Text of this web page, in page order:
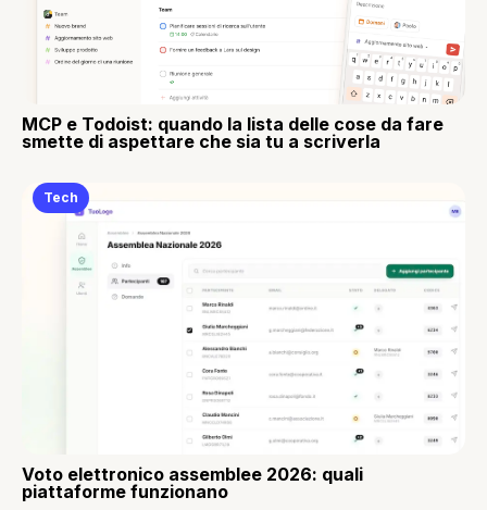
MCP e Todoist: quando la lista delle cose da fare
smette di aspettare che sia tu a scriverla
Tech
Voto elettronico assemblee 2026: quali
piattaforme funzionano